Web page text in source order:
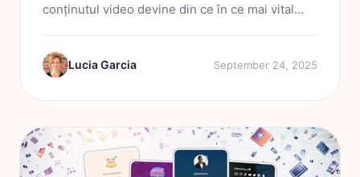
conținutul video devine din ce în ce mai vital
afacerii. Când vă apropiați de pagina dvs. bio,...
Lucia Garcia September 24, 2025